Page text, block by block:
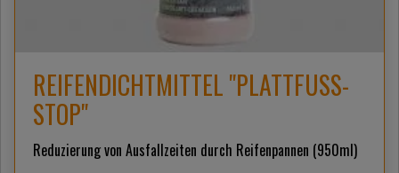
REIFENDICHTMITTEL "PLATTFUSS-
STOP"
Reduzierung von Ausfallzeiten durch Reifenpannen (950ml)